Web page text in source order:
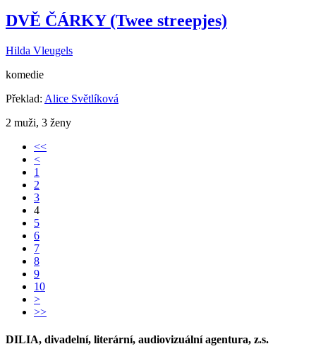
DVĚ ČÁRKY (Twee streepjes)
Hilda Vleugels
komedie
Překlad: Alice Světlíková
2 muži, 3 ženy
<<
<
1
2
3
4
5
6
7
8
9
10
>
>>
DILIA, divadelní, literární, audiovizuální agentura, z.s.